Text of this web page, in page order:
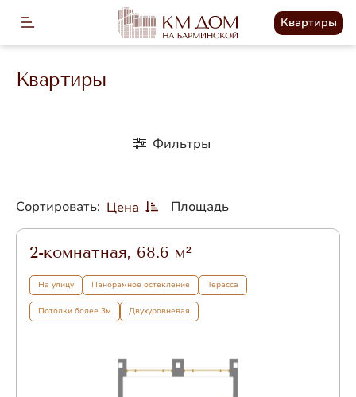
Квартиры
Квартиры
Фильтры
Сортировать: Цена Площадь
2-комнатная, 68.6 м²
На улицу Панорамное остекление Терасса
Потолки более 3м Двухуровневая